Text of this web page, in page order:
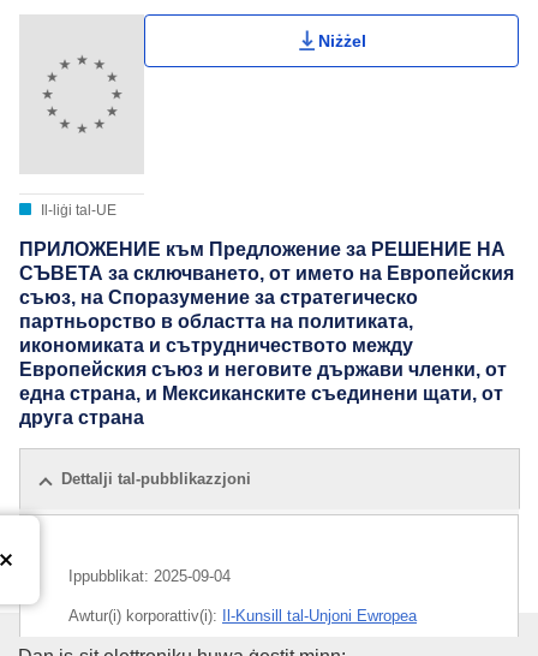
Il-liġi tal-UE
Niżżel
ПРИЛОЖЕНИЕ към Предложение за РЕШЕНИЕ НА
СЪВЕТА за сключването, от името на Европейския
съюз, на Споразумение за стратегическо
партньорство в областта на политиката,
икономиката и сътрудничеството между
Европейския съюз и неговите държави членки, от
една страна, и Мексиканските съединени щати, от
друга страна
Dettalji tal-pubblikazzjoni
Ippubblikat: 2025-09-04
Awtur(i) korporattiv(i): Il-Kunsill tal-Unjoni Ewropea